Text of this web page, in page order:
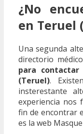
¿No
en Teruel
Una segunda
directorio
para
(Teruel).
insterestante
experiencia nos
fin de encontrar
es la web